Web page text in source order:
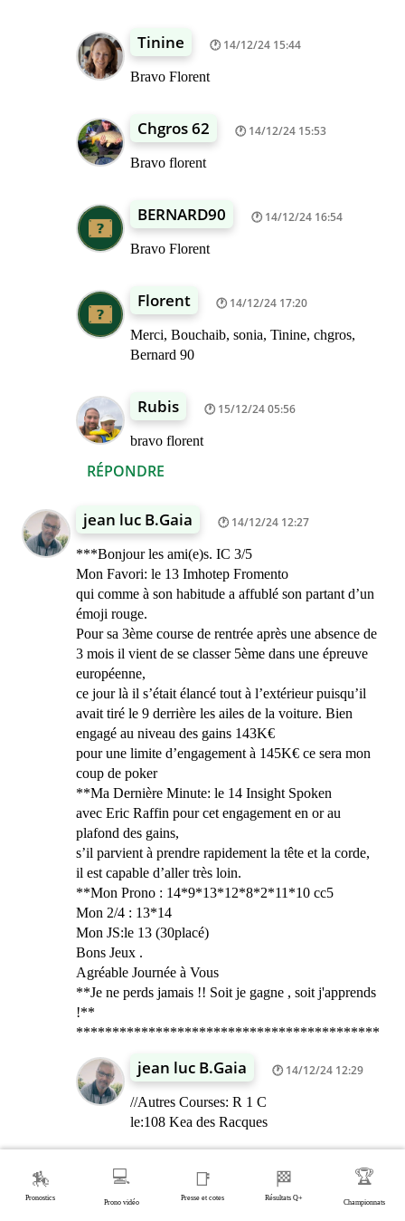
RÉPONDRE
Tinine 14/12/24 15:44
Bravo Florent
Chgros 62 14/12/24 15:53
Bravo florent
BERNARD90 14/12/24 16:54
Bravo Florent
Florent 14/12/24 17:20
Merci, Bouchaib, sonia, Tinine, chgros,
Bernard 90
Rubis 15/12/24 05:56
bravo florent
jean luc B.Gaia 14/12/24 12:27
***Bonjour les ami(e)s. IC 3/5
Mon Favori: le 13 Imhotep Fromento
qui comme à son habitude a affublé son partant d’un
émoji rouge.
Pour sa 3ème course de rentrée après une absence de
3 mois il vient de se classer 5ème dans une épreuve
européenne,
ce jour là il s’était élancé tout à l’extérieur puisqu’il
avait tiré le 9 derrière les ailes de la voiture. Bien
engagé au niveau des gains 143K€
pour une limite d’engagement à 145K€ ce sera mon
coup de poker
**Ma Dernière Minute: le 14 Insight Spoken
avec Eric Raffin pour cet engagement en or au
plafond des gains,
s’il parvient à prendre rapidement la tête et la corde,
il est capable d’aller très loin.
**Mon Prono : 14*9*13*12*8*2*11*10 cc5
Mon 2/4 : 13*14
Mon JS:le 13 (30placé)
Bons Jeux .
Agréable Journée à Vous
**Je ne perds jamais !! Soit je gagne , soit j'apprends
!**
******************************************
jean luc B.Gaia 14/12/24 12:29
//Autres Courses: R 1 C
le:108 Kea des Racques
Bouchaib 14/12/24 15:35
Bravo jean luc
🏇
Pronostics
💻
Prono vidéo
📑
Presse et cotes
🏁
Résultats Q+
🏆
Championnats